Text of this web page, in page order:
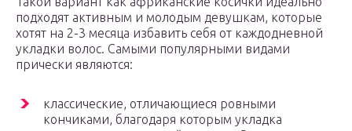
подходят активным и молодым девушкам, которые
хотят на 2-3 месяца избавить себя от каждодневной
укладки волос. Самыми популярными видами
прически являются:
классические, отличающиеся ровными
кончиками, благодаря которым укладка